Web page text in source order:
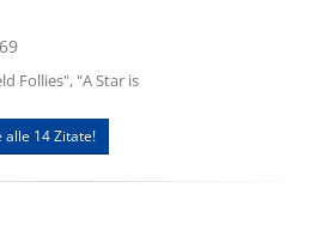
Follies", "A Star is
alle 14 Zitate!